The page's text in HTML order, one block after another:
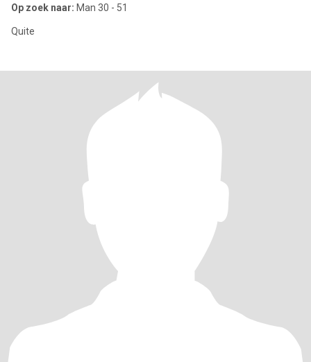
Op zoek naar: Man 30 - 51
Quite